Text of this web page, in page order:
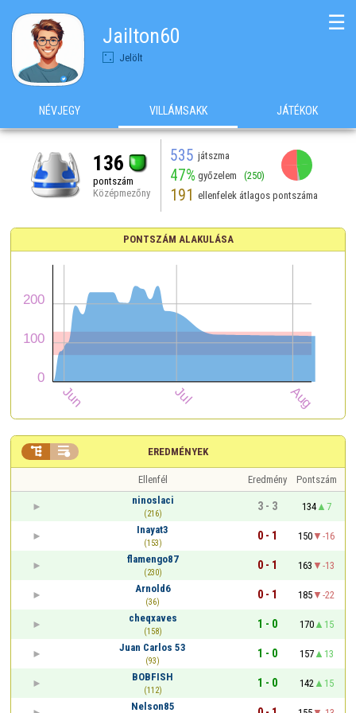
Jailton60
Jelölt
☰
NÉVJEGY VILLÁMSAKK JÁTÉKOK
136
pontszám
Középmezőny
535 játszma
47% győzelem (250)
191 ellenfelek átlagos pontszáma
PONTSZÁM ALAKULÁSA
EREDMÉNYEK
 
Ellenfél Eredmény
Pontszám
ninoslaci
(216)
3 - 3 134
7
Inayat3
(153)
0 - 1 150
-16
flamengo87
(230)
0 - 1 163
-13
Arnold6
(36)
0 - 1 185
-22
cheqxaves
(158)
1 - 0 170
15
Juan Carlos 53
(93)
1 - 0 157
13
BOBFISH
(112)
1 - 0 142
15
Nelson85